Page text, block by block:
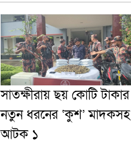
সাতক্ষীরায় ছয় কোটি টাকার
নতুন ধরনের ‘কুশ’ মাদকসহ
আটক ১